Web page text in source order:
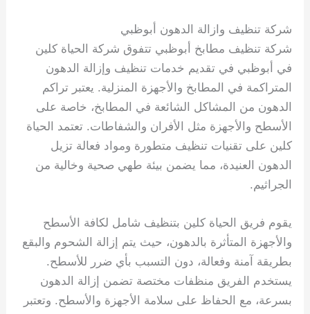
شركة تنظيف وازالة الدهون أبوظبي
شركة تنظيف مطابخ أبوظبي تتفوق شركة الحياة كلين
في أبوظبي في تقديم خدمات تنظيف وإزالة الدهون
المتراكمة في المطابخ والأجهزة المنزلية. يعتبر تراكم
الدهون من المشاكل الشائعة في المطابخ، خاصة على
الأسطح والأجهزة مثل الأفران والشفاطات. تعتمد الحياة
كلين على تقنيات تنظيف متطورة ومواد فعالة تزيل
الدهون العنيدة، مما يضمن بيئة طهي صحية وخالية من
الجراثيم.
يقوم فريق الحياة كلين بتنظيف شامل لكافة الأسطح
والأجهزة المتأثرة بالدهون، حيث يتم إزالة الشحوم والبقع
بطريقة آمنة وفعالة، دون التسبب بأي ضرر للأسطح.
يستخدم الفريق منظفات مختصة تضمن إزالة الدهون
بسرعة، مع الحفاظ على سلامة الأجهزة والأسطح. وتعتبر